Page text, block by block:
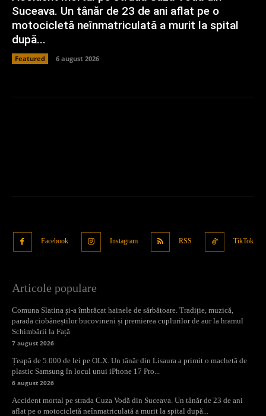
Suceava. Un tânăr de 23 de ani aflat pe o
motocicletă neînmatriculată a murit la spital
după...
Featured 6 august 2026
Facebook Instagram RSS TikTok
Articole populare
Comuna Slatina și-a îmbrăcat hainele de sărbătoare. Tradiție, muzică,
parada ciobăneștilor bucovineni și premierea cuplurilor de aur la hramul
Schimbării la Față
7 august 2026
Țeapă de 5.000 de lei pe OLX. Un tânăr din Lisaura a primit o machetă de
plastic Samsung în locul unui iPhone 17 Pro...
6 august 2026
Accident mortal pe strada Cuza Vodă din Suceava. Un tânăr de 23 de ani
aflat pe o motocicletă neînmatriculată a murit la spital după...